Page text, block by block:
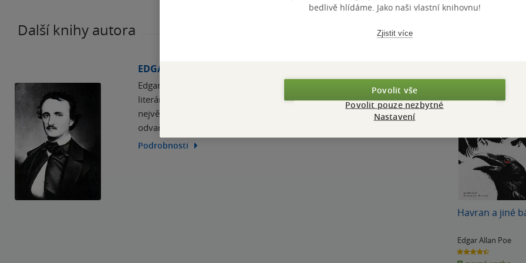
Další knihy autora
EDGAR ALLAN POE
Edgar Allan Poe byl americký romantický básník, prozaik, esejista i
literární teoretik. Proslul jako král všeho nečasu, temna a hororu. Náš
největší český romantik-rozervanec K. H. Mácha je proti němu slabý
odvar, neboť Poe se zabydlel v hluboké…
Podrobnosti
Havran a jiné
Edgar Allan Poe
4.4
z
bedlivě hlídáme. Jako naši vlastní knihovnu!
Zjistit více
Povolit vše
Povolit pouze nezbytné
Nastavení